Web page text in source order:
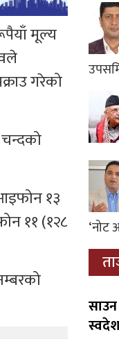
मूल्य
गरेको
१३
११ (१२८
‘नोट
स्वदेश